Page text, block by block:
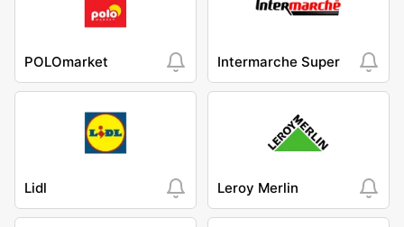
POLOmarket Intermarche Super
Lidl Leroy Merlin